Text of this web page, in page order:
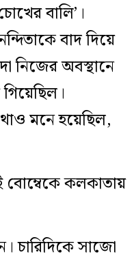
বালি’।
বাদ দিয়ে
নিজের অবস্থানে
মনে হয়েছিল,
কলকাতায়
চারিদিকে সাজো